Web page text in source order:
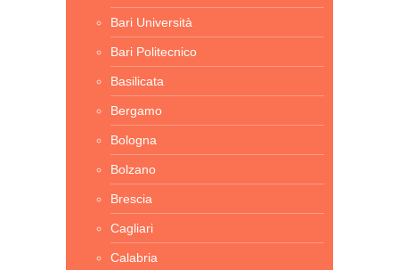
Bari Università
Bari Politecnico
Basilicata
Bergamo
Bologna
Bolzano
Brescia
Cagliari
Calabria